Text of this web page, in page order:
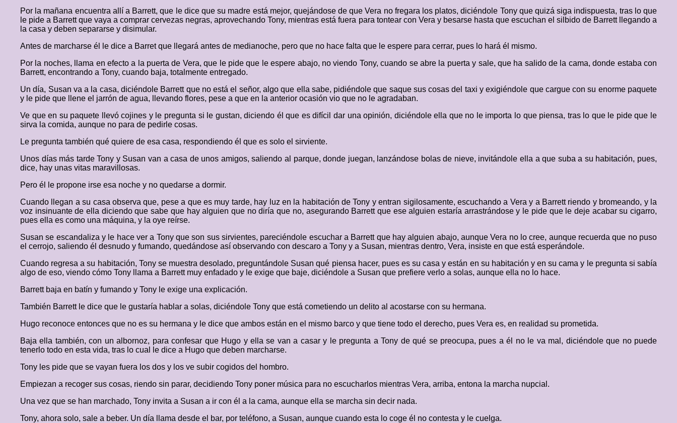
Por la mañana encuentra allí a Barrett, que le dice que su madre está mejor, quejándose de que Vera no fregara los platos, diciéndole Tony que quizá siga indispuesta, tras lo que
le pide a Barrett que vaya a comprar cervezas negras, aprovechando Tony, mientras está fuera para tontear con Vera y besarse hasta que escuchan el silbido de Barrett llegando a
la casa y deben separarse y disimular.
Antes de marcharse él le dice a Barret que llegará antes de medianoche, pero que no hace falta que le espere para cerrar, pues lo hará él mismo.
Por la noches, llama en efecto a la puerta de Vera, que le pide que le espere abajo, no viendo Tony, cuando se abre la puerta y sale, que ha salido de la cama, donde estaba con
Barrett, encontrando a Tony, cuando baja, totalmente entregado.
Un día, Susan va a la casa, diciéndole Barrett que no está el señor, algo que ella sabe, pidiéndole que saque sus cosas del taxi y exigiéndole que cargue con su enorme paquete
y le pide que llene el jarrón de agua, llevando flores, pese a que en la anterior ocasión vio que no le agradaban.
Ve que en su paquete llevó cojines y le pregunta si le gustan, diciendo él que es difícil dar una opinión, diciéndole ella que no le importa lo que piensa, tras lo que le pide que le
sirva la comida, aunque no para de pedirle cosas.
Le pregunta también qué quiere de esa casa, respondiendo él que es solo el sirviente.
Unos días más tarde Tony y Susan van a casa de unos amigos, saliendo al parque, donde juegan, lanzándose bolas de nieve, invitándole ella a que suba a su habitación, pues,
dice, hay unas vitas maravillosas.
Pero él le propone irse esa noche y no quedarse a dormir.
Cuando llegan a su casa observa que, pese a que es muy tarde, hay luz en la habitación de Tony y entran sigilosamente, escuchando a Vera y a Barrett riendo y bromeando, y la
voz insinuante de ella diciendo que sabe que hay alguien que no diría que no, asegurando Barrett que ese alguien estaría arrastrándose y le pide que le deje acabar su cigarro,
pues ella es como una máquina, y la oye reírse.
Susan se escandaliza y le hace ver a Tony que son sus sirvientes, pareciéndole escuchar a Barrett que hay alguien abajo, aunque Vera no lo cree, aunque recuerda que no puso
el cerrojo, saliendo él desnudo y fumando, quedándose así observando con descaro a Tony y a Susan, mientras dentro, Vera, insiste en que está esperándole.
Cuando regresa a su habitación, Tony se muestra desolado, preguntándole Susan qué piensa hacer, pues es su casa y están en su habitación y en su cama y le pregunta si sabía
algo de eso, viendo cómo Tony llama a Barrett muy enfadado y le exige que baje, diciéndole a Susan que prefiere verlo a solas, aunque ella no lo hace.
Barrett baja en batín y fumando y Tony le exige una explicación.
También Barrett le dice que le gustaría hablar a solas, diciéndole Tony que está cometiendo un delito al acostarse con su hermana.
Hugo reconoce entonces que no es su hermana y le dice que ambos están en el mismo barco y que tiene todo el derecho, pues Vera es, en realidad su prometida.
Baja ella también, con un albornoz, para confesar que Hugo y ella se van a casar y le pregunta a Tony de qué se preocupa, pues a él no le va mal, diciéndole que no puede
tenerlo todo en esta vida, tras lo cual le dice a Hugo que deben marcharse.
Tony les pide que se vayan fuera los dos y los ve subir cogidos del hombro.
Empiezan a recoger sus cosas, riendo sin parar, decidiendo Tony poner música para no escucharlos mientras Vera, arriba, entona la marcha nupcial.
Una vez que se han marchado, Tony invita a Susan a ir con él a la cama, aunque ella se marcha sin decir nada.
Tony, ahora solo, sale a beber. Un día llama desde el bar, por teléfono, a Susan, aunque cuando esta lo coge él no contesta y le cuelga.